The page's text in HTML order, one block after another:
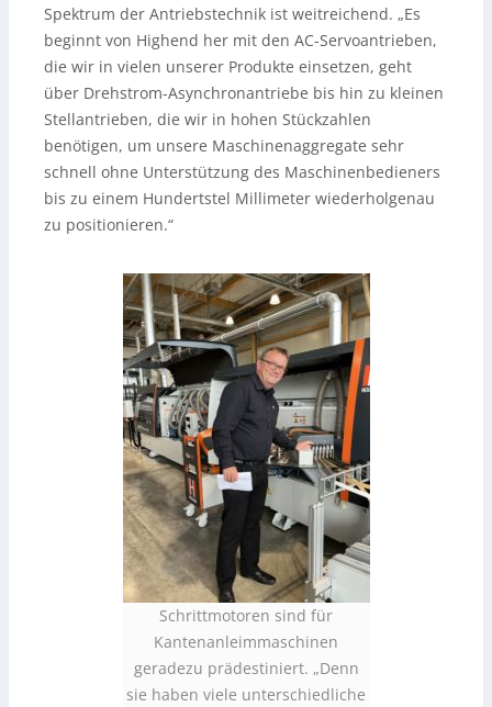
Spektrum der Antriebstechnik ist weitreichend. „Es
beginnt von Highend her mit den AC-Servoantrieben,
die wir in vielen unserer Produkte einsetzen, geht
über Drehstrom-Asynchronantriebe bis hin zu kleinen
Stellantrieben, die wir in hohen Stückzahlen
benötigen, um unsere Maschinenaggregate sehr
schnell ohne Unterstützung des Maschinenbedieners
bis zu einem Hundertstel Millimeter wiederholgenau
zu positionieren.“
Schrittmotoren sind für
Kantenanleimmaschinen
geradezu prädestiniert. „Denn
sie haben viele unterschiedliche